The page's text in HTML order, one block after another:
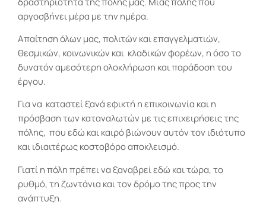
αργοσβήνει μέρα με την ημέρα.
Απαίτηση όλων μας, πολιτών και επαγγελματιών,
θεσμικών, κοινωνικών και κλαδικών φορέων, η όσο το
δυνατόν αμεσότερη ολοκλήρωση και παράδοση του
έργου.
Για να καταστεί ξανά εφικτή η επικοινωνία και η
πρόσβαση των καταναλωτών με τις επιχειρήσεις της
πόλης, που εδώ και καιρό βιώνουν αυτόν τον ιδιότυπο
και ιδιαιτέρως κοστοβόρο αποκλεισμό.
Γιατί η πόλη πρέπει να ξαναβρεί εδώ και τώρα, το
ρυθμό, τη ζωντάνια και τον δρόμο της προς την
ανάπτυξη.